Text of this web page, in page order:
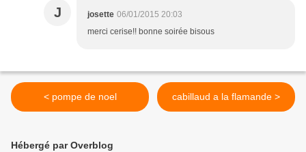
J josette 06/01/2015 20:03
merci cerise!! bonne soirée bisous
< pompe de noel cabillaud a la flamande >
Hébergé par Overblog